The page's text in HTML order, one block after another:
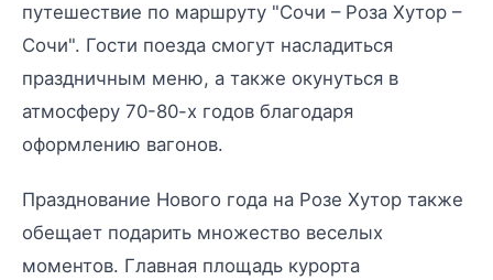
путешествие по маршруту "Сочи – Роза Хутор –
Сочи". Гости поезда смогут насладиться
праздничным меню, а также окунуться в
атмосферу 70-80-х годов благодаря
оформлению вагонов.
Празднование Нового года на Розе Хутор также
обещает подарить множество веселых
моментов. Главная площадь курорта